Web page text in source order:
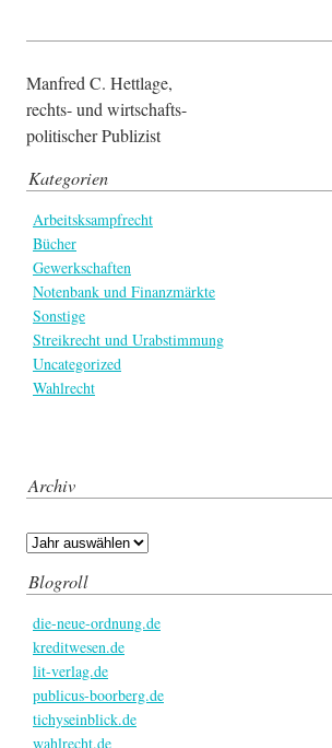
Manfred C. Hettlage,
rechts- und wirtschafts-
politischer Publizist
Kategorien
Arbeitsksampfrecht
Bücher
Gewerkschaften
Notenbank und Finanzmärkte
Sonstige
Streikrecht und Urabstimmung
Uncategorized
Wahlrecht
Archiv
Blogroll
die-neue-ordnung.de
kreditwesen.de
lit-verlag.de
publicus-boorberg.de
tichyseinblick.de
wahlrecht.de